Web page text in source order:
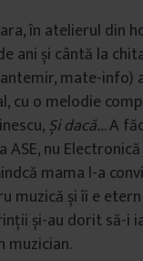
în atelierul din
ani și cântă la
mate-info)
cu o melodie
Și dacă... A
nu
mama l-a
muzică și îi e
și-au dorit să-i
muzician.